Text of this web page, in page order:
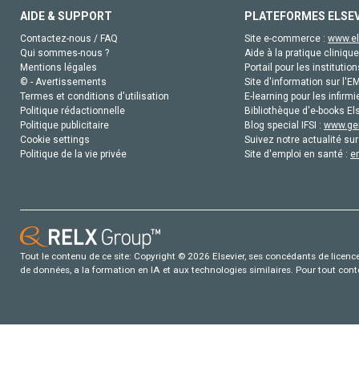
AIDE & SUPPORT
Contactez-nous / FAQ
Qui sommes-nous ?
Mentions légales
© - Avertissements
Termes et conditions d'utilisation
Politique rédactionnelle
Politique publicitaire
Cookie settings
Politique de la vie privée
PLATEFORMES
Site e-commerce :
Aide à la pratique
Portail pour les
Site d'information sur
E-learning pour les
Bibliothèque d'e-books
Blog special IFSI :
Suivez notre actualité
Site d'emploi en santé :
Tout le contenu de ce site: Copyright © 2026 Elsevier, ses concédants de
de données, a la formation en IA et aux technologies similaires. Pour tout